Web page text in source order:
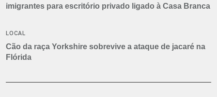
imigrantes para escritório privado ligado à Casa Branca
LOCAL
Cão da raça Yorkshire sobrevive a ataque de jacaré na
Flórida